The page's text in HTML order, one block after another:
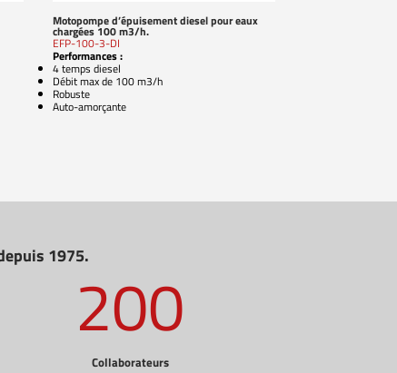
Motopompe d’épuisement diesel pour eaux
chargées 100 m3/h.
EFP-100-3-DI
Performances :
4 temps diesel
Débit max de 100 m3/h
Robuste
Auto-amorçante
1975.
200
Collaborateurs